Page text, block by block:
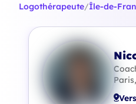
Logothérapeute/Île-de-